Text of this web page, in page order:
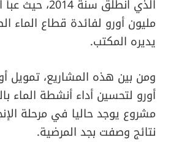
مليون أورو لفائدة قطاع الماء
يديره المكتب.
أورو لتحسين أداء أنشطة الماء
مشروع يوجد حاليا في مرحلة
نتائج وصفت بجد المرضية.